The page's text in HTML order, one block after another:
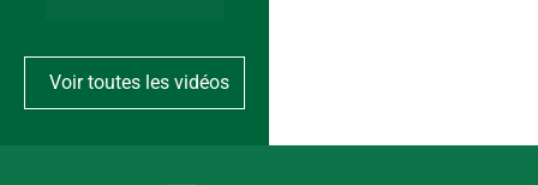
Voir toutes les vidéos